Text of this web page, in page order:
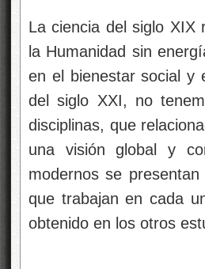
La ciencia del siglo XIX
la Humanidad sin
en el bienestar social y
del siglo XXI, no
disciplinas, que
una visión global y
modernos se
que trabajan en cada
obtenido en los otros